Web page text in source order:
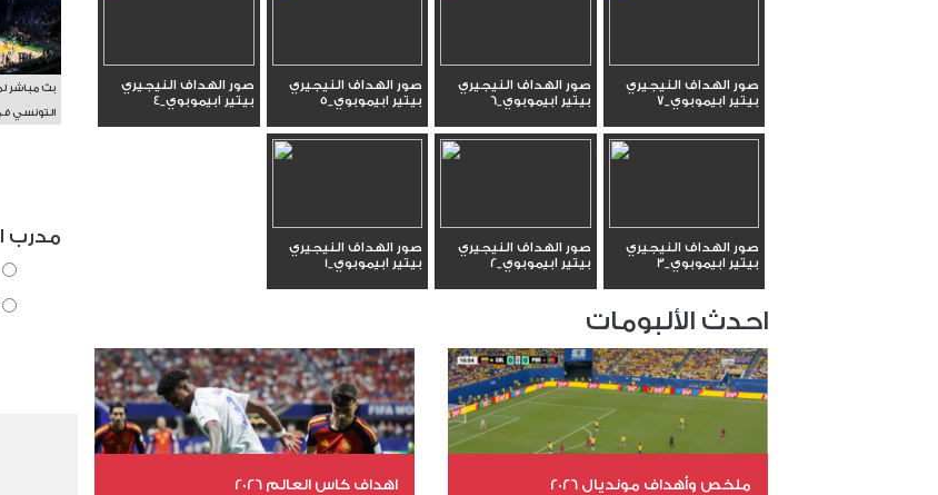
صور الهداف النيجيري
بيتير ابيموبوي_7
صور الهداف النيجيري
بيتير ابيموبوي_6
صور الهداف النيجيري
بيتير ابيموبوي_5
صور الهداف النيجيري
بيتير ابيموبوي_4
صور الهداف النيجيري
بيتير ابيموبوي_3
صور الهداف النيجيري
بيتير ابيموبوي_2
صور الهداف النيجيري
بيتير ابيموبوي_1
احدث الألبومات
ملخص وأهداف مونديال 2026 اهداف كاس العالم 2026
بث مباشر
التونسي
مدرب